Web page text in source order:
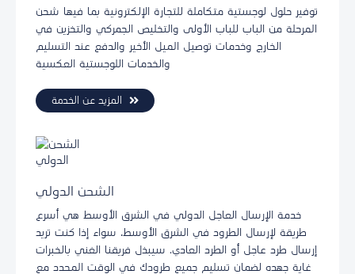
توفير حلول لوجستية متكاملة للتجارة الإلكترونية بما فيها شحن
المرحلة من الباب للباب الأولى والتخليص الجمركي والتخزين في
الخارج وخدمات توصيل الميل الأخير والدفع عند التسليم
والخدمات اللوجستية العكسية
المزيد عن الخدمة
الشحن الدولي
خدمة الإرسال العاجل الدولي في الشرق الأوسط هي أسرع
طريقة لإرسال الطرود في الشرق الأوسط. سواء إذا كنت تريد
إرسال طرد عاجل أو الطرد العادي، سيبذل فريقنا الغني بالخبرات
غاية جهده لضمان تسليم جميع طرودك في الوقت المحدد مع